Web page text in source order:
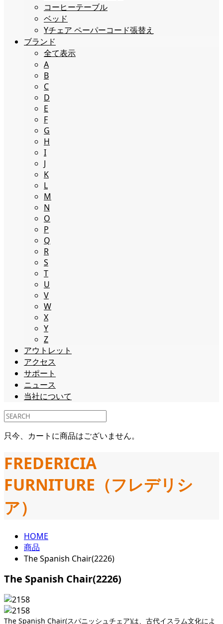
コーヒーテーブル
ベッド
Yチェア ペーパーコード張替え
ブランド
全て表示
A
B
C
D
E
F
G
H
I
J
K
L
M
N
O
P
Q
R
S
T
U
V
W
X
Y
Z
アウトレット
アクセス
サポート
ニュース
当社について
只今、カートに商品はございません。
FREDERICIA
FURNITURE（フレデリシ
ア）
HOME
商品
The Spanish Chair(2226)
The Spanish Chair(2226)
The Spanish Chair(スパニッシュチェア)は、古代イスラム文化によ